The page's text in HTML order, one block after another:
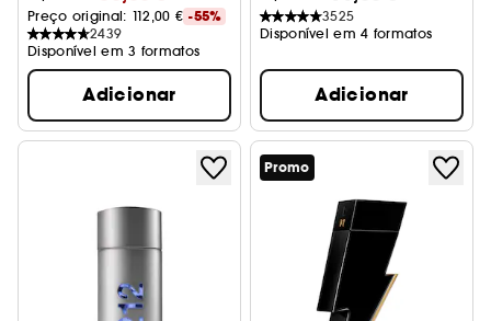
Preço original: 112,00 € -55%
2439
Disponível em 3 formatos
Adicionar
3525
Disponível em 4 formatos
Adicionar
Promo